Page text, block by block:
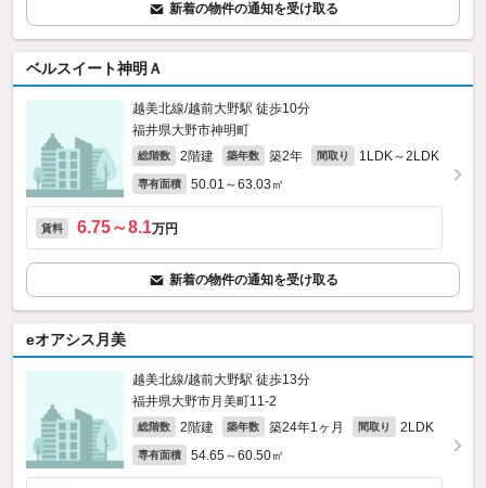
新着の物件の通知を受け取る
ベルスイート神明Ａ
越美北線/越前大野駅 徒歩10分
福井県大野市神明町
総階数 2階建 築年数 築2年 間取り 1LDK～2LDK
専有面積 50.01～63.03㎡
賃料 6.75～8.1万円
新着の物件の通知を受け取る
eオアシス月美
越美北線/越前大野駅 徒歩13分
福井県大野市月美町11-2
総階数 2階建 築年数 築24年1ヶ月 間取り 2LDK
専有面積 54.65～60.50㎡